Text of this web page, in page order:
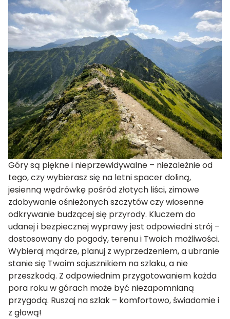
Góry są piękne i nieprzewidywalne – niezależnie od
tego, czy wybierasz się na letni spacer doliną,
jesienną wędrówkę pośród złotych liści, zimowe
zdobywanie ośnieżonych szczytów czy wiosenne
odkrywanie budzącej się przyrody. Kluczem do
udanej i bezpiecznej wyprawy jest odpowiedni strój –
dostosowany do pogody, terenu i Twoich możliwości.
Wybieraj mądrze, planuj z wyprzedzeniem, a ubranie
stanie się Twoim sojusznikiem na szlaku, a nie
przeszkodą. Z odpowiednim przygotowaniem każda
pora roku w górach może być niezapomnianą
przygodą. Ruszaj na szlak – komfortowo, świadomie i
z głową!